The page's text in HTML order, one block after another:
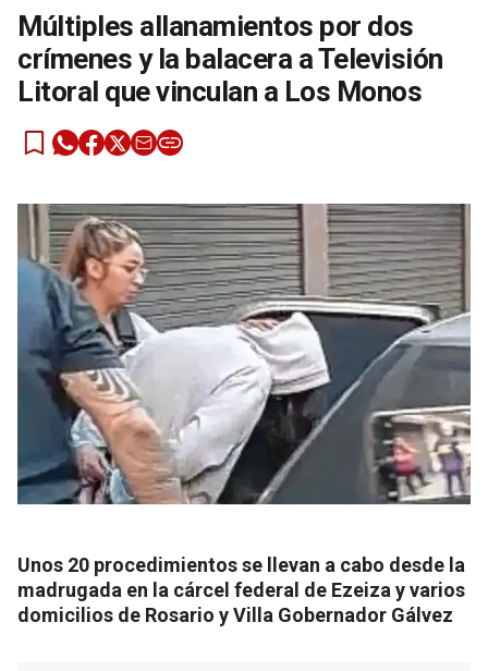
Múltiples allanamientos por dos
crímenes y la balacera a Televisión
Litoral que vinculan a Los Monos
Unos 20 procedimientos se llevan a cabo desde la
madrugada en la cárcel federal de Ezeiza y varios
domicilios de Rosario y Villa Gobernador Gálvez